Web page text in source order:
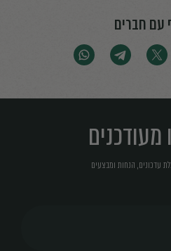
עם חברים
עדכונים, הנחות ומבצעים